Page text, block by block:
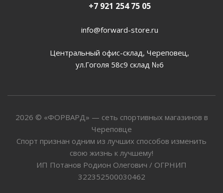
+7 921 254 75 05
info@forward-store.ru
Центральный офис-склад, Череповец,
ул.Гоголя 58с9 склад №6
2026 © «ФОРВАРД» — сеть спортивных магазинов в
Череповце
Спорт признан одним из лучших способов изменить
свою жизнь к лучшему!
ИП Потанов Родион Олегович / ОГРНИП
322352500030462